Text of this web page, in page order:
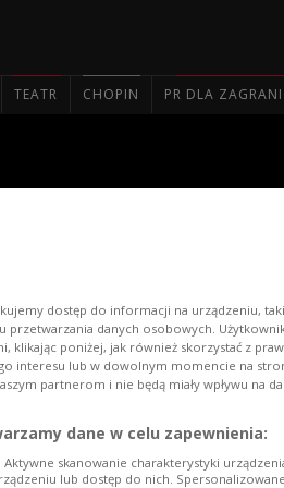
TEATR CHOPIN PR DLA
na
dostęp do informacji na urządzeniu,
danych osobowych.
klikając poniżej, jak również skorzystać z
interesu lub w dowolnym momencie na
partnerom i nie będą miały wpływu na
dane w celu zapewnienia:
skanowanie charakterystyki
lub dostęp do nich.